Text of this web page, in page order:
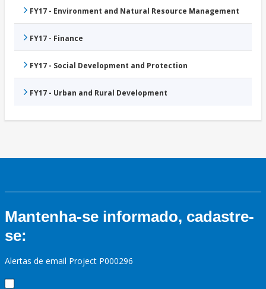
FY17 - Environment and Natural Resource Management
FY17 - Finance
FY17 - Social Development and Protection
FY17 - Urban and Rural Development
Mantenha-se informado, cadastre-
se:
Alertas de email Project P000296